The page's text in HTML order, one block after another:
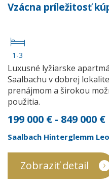
Vzácna príležitosť
1-3
Luxusné lyžiarske
Saalbachu v dobrej
prenájmom a širokou
použitia.
199 000 € - 849 000 €
Saalbach Hinterglemm
Zobraziť detail